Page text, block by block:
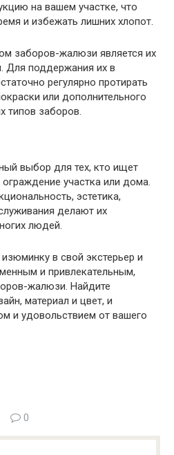
на вашем участке, что
и избежать лишних хлопот.
заборов-жалюзи является их
Для поддержания их в
регулярно протирать
или дополнительного
типов заборов.
выбор для тех, кто ищет
участка или дома.
эстетика,
делают их
людей.
в свой экстерьер и
и привлекательным,
жалюзи. Найдите
материал и цвет, и
и удовольствием от вашего
0